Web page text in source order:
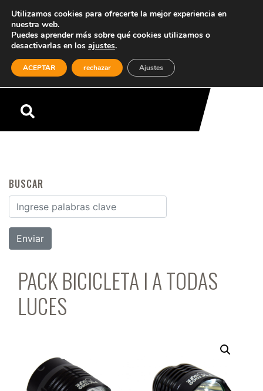
Menú
BUSCAR
Buscar por:
PACK BICICLETA I A TODAS
LUCES
Utilizamos cookies para ofrecerte la mejor experiencia en
nuestra web.
Puedes aprender más sobre qué cookies utilizamos o
desactivarlas en los ajustes.
ACEPTAR rechazar Ajustes